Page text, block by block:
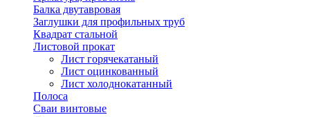
Балка двутавровая
Заглушки для профильных труб
Квадрат стальной
Листовой прокат
Лист горячекатаный
Лист оцинкованный
Лист холоднокатанный
Полоса
Сваи винтовые